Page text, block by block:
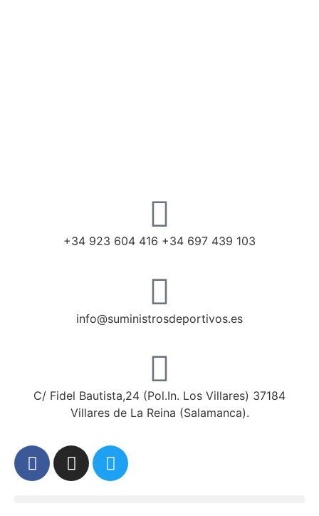
+34 923 604 416 +34 697 439 103
info@suministrosdeportivos.es
C/ Fidel Bautista,24 (Pol.In. Los Villares) 37184
Villares de La Reina (Salamanca).